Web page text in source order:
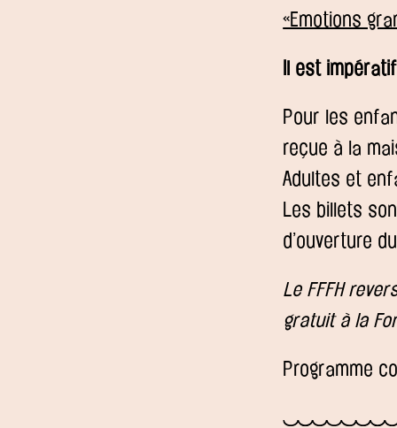
«Emotions
Il est
Pour les
reçue à la
Adultes et
Les billets
d’ouverture
Le FFFH
gratuit à la
Programme